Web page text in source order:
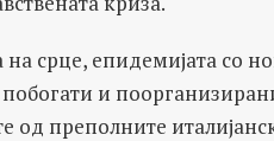
на срце, епидемијата со
и
од преполните